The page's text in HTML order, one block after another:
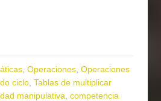
,Operaciones ,Operaciones
ciclo ,Tablas de multiplicar
manipulativa ,competencia